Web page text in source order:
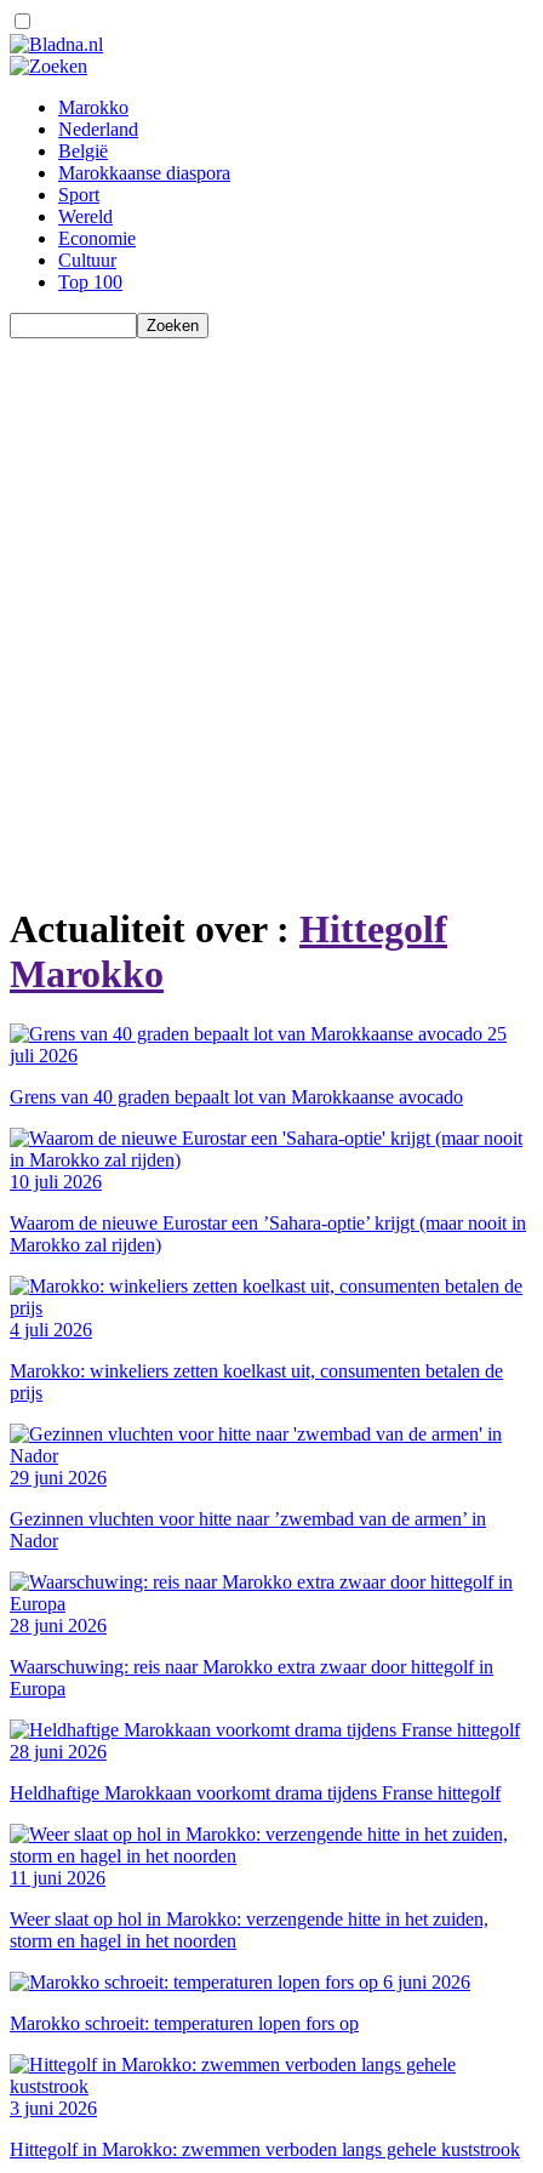
Marokko
Nederland
België
Marokkaanse diaspora
Sport
Wereld
Economie
Cultuur
Top 100
Actualiteit over : Hittegolf
Marokko
25
juli 2026
Grens van 40 graden bepaalt lot van Marokkaanse avocado
10 juli 2026
Waarom de nieuwe Eurostar een ’Sahara-optie’ krijgt (maar nooit in
Marokko zal rijden)
4 juli 2026
Marokko: winkeliers zetten koelkast uit, consumenten betalen de
prijs
29 juni 2026
Gezinnen vluchten voor hitte naar ’zwembad van de armen’ in
Nador
28 juni 2026
Waarschuwing: reis naar Marokko extra zwaar door hittegolf in
Europa
28 juni 2026
Heldhaftige Marokkaan voorkomt drama tijdens Franse hittegolf
11 juni 2026
Weer slaat op hol in Marokko: verzengende hitte in het zuiden,
storm en hagel in het noorden
6 juni 2026
Marokko schroeit: temperaturen lopen fors op
3 juni 2026
Hittegolf in Marokko: zwemmen verboden langs gehele kuststrook